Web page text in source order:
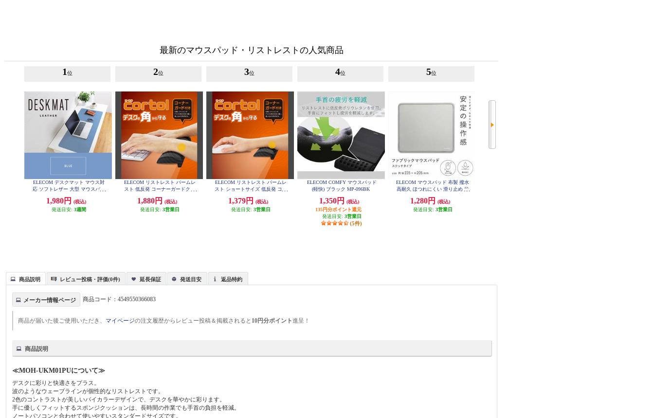
最新のマウスパッド・リストレストの人気商品
1 位
ELECOM デスクマット マウス対
応 ソフトレザー 大型 マウスパッ
P-DM04LBU
1,980円
(税込)
発送目安: 3週間
2位
ELECOM リストレスト パームレ
スト 低反発 コーナーガードクッ
ド 等操作の負担軽減 ブラック MO
H-CTLM01BK
1,880円
(税込)
発送目安: 3営業日
3位
ELECOM リストレスト パームレ
スト ショートサイズ 低反発 コー
ンキー 等操作の負担軽減 ブラッ
ク MOH-CTLS01BK
1,379円
(税込)
発送目安: 3営業日
4位
ELECOM COMFY マウスパッド
(軽快) ブラック MP-096BK
1,350円
(税込)
135円分ポイント還元
発送目安: 3営業日
(5件)
5位
ELECOM マウスパッド 布製 撥水
高耐久 ほつれにくい 滑り止め 抗
クッション性 グレー MP-LMWGY
1,280円
(税込)
発送目安: 3営業日
商品説明 レビュー投稿・評価(0件) 延長保証 発送目安 返品特約
メーカー情報ページ 商品コード：4549550366083
商品が届いた後ご使用いただき、 マイページの注文履歴からレビュー投稿＆掲載されると 10円分ポイント進呈！
商品説明
≪MOH-UKM01PUについて≫
デスクに彩りと快適さをプラス。
波のようなウェーブラインが個性的なリストレストです。
2色のコントラストが美しいバイカラーデザインで、デスクを華やかに彩ります。
手に優しくフィットするスポンジクッションは、長時間の作業でも手首の負担を軽減。
ノートパソコンと合わせて使いやすいスタンダードサイズです。